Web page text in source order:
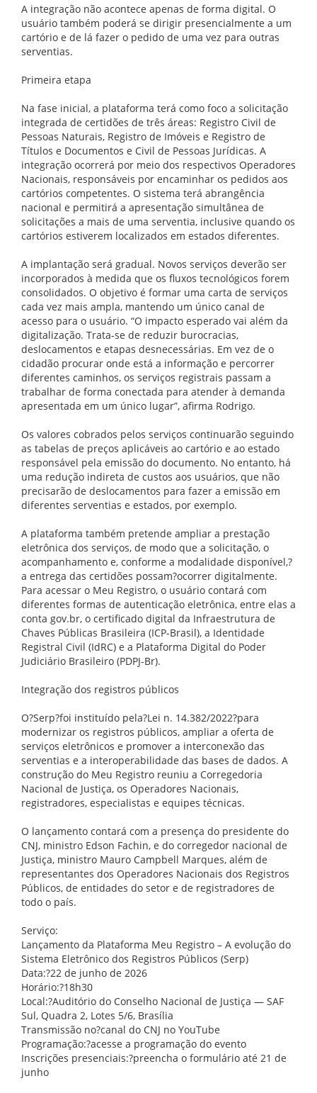
A integração não acontece apenas de forma digital. O
usuário também poderá se dirigir presencialmente a um
cartório e de lá fazer o pedido de uma vez para outras
serventias.
Primeira etapa
Na fase inicial, a plataforma terá como foco a solicitação
integrada de certidões de três áreas: Registro Civil de
Pessoas Naturais, Registro de Imóveis e Registro de
Títulos e Documentos e Civil de Pessoas Jurídicas. A
integração ocorrerá por meio dos respectivos Operadores
Nacionais, responsáveis por encaminhar os pedidos aos
cartórios competentes. O sistema terá abrangência
nacional e permitirá a apresentação simultânea de
solicitações a mais de uma serventia, inclusive quando os
cartórios estiverem localizados em estados diferentes.
A implantação será gradual. Novos serviços deverão ser
incorporados à medida que os fluxos tecnológicos forem
consolidados. O objetivo é formar uma carta de serviços
cada vez mais ampla, mantendo um único canal de
acesso para o usuário. “O impacto esperado vai além da
digitalização. Trata-se de reduzir burocracias,
deslocamentos e etapas desnecessárias. Em vez de o
cidadão procurar onde está a informação e percorrer
diferentes caminhos, os serviços registrais passam a
trabalhar de forma conectada para atender à demanda
apresentada em um único lugar”, afirma Rodrigo.
Os valores cobrados pelos serviços continuarão seguindo
as tabelas de preços aplicáveis ao cartório e ao estado
responsável pela emissão do documento. No entanto, há
uma redução indireta de custos aos usuários, que não
precisarão de deslocamentos para fazer a emissão em
diferentes serventias e estados, por exemplo.
A plataforma também pretende ampliar a prestação
eletrônica dos serviços, de modo que a solicitação, o
acompanhamento e, conforme a modalidade disponível,?
a entrega das certidões possam?ocorrer digitalmente.
Para acessar o Meu Registro, o usuário contará com
diferentes formas de autenticação eletrônica, entre elas a
conta gov.br, o certificado digital da Infraestrutura de
Chaves Públicas Brasileira (ICP-Brasil), a Identidade
Registral Civil (IdRC) e a Plataforma Digital do Poder
Judiciário Brasileiro (PDPJ-Br).
Integração dos registros públicos
O?Serp?foi instituído pela?Lei n. 14.382/2022?para
modernizar os registros públicos, ampliar a oferta de
serviços eletrônicos e promover a interconexão das
serventias e a interoperabilidade das bases de dados. A
construção do Meu Registro reuniu a Corregedoria
Nacional de Justiça, os Operadores Nacionais,
registradores, especialistas e equipes técnicas.
O lançamento contará com a presença do presidente do
CNJ, ministro Edson Fachin, e do corregedor nacional de
Justiça, ministro Mauro Campbell Marques, além de
representantes dos Operadores Nacionais dos Registros
Públicos, de entidades do setor e de registradores de
todo o país.
Serviço:
Lançamento da Plataforma Meu Registro – A evolução do
Sistema Eletrônico dos Registros Públicos (Serp)
Data:?22 de junho de 2026
Horário:?18h30
Local:?Auditório do Conselho Nacional de Justiça — SAF
Sul, Quadra 2, Lotes 5/6, Brasília
Transmissão no?canal do CNJ no YouTube
Programação:?acesse a programação do evento
Inscrições presenciais:?preencha o formulário até 21 de
junho